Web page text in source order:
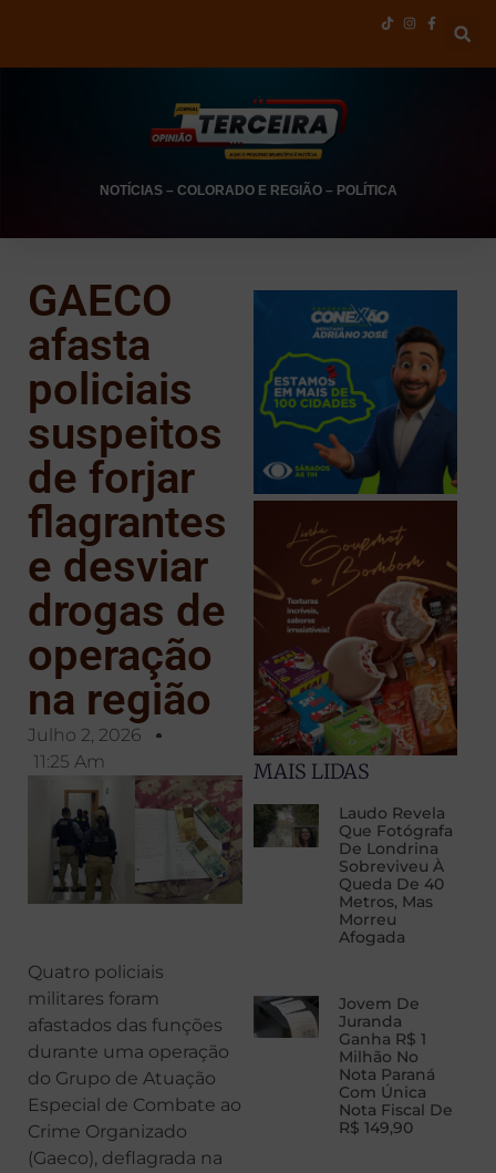
NOTÍCIAS– COLORADO E REGIÃO– POLÍTICA
GAECO
afasta
policiais
suspeitos
de forjar
flagrantes
e desviar
drogas de
operação
na região
Julho 2, 2026
11:25 Am
Quatro policiais
militares foram
afastados das funções
durante uma operação
do Grupo de Atuação
Especial de Combate ao
Crime Organizado
(Gaeco), deflagrada na
MAIS LIDAS
Laudo Revela
Que Fotógrafa
De Londrina
Sobreviveu À
Queda De 40
Metros, Mas
Morreu
Afogada
Jovem De
Juranda
Ganha R$ 1
Milhão No
Nota Paraná
Com Única
Nota Fiscal De
R$ 149,90